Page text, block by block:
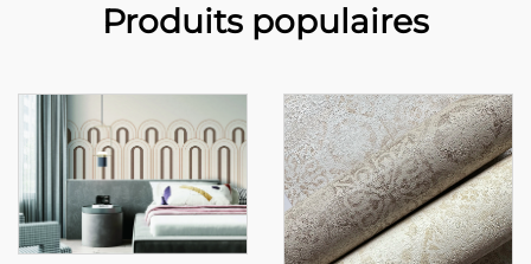
Produits populaires